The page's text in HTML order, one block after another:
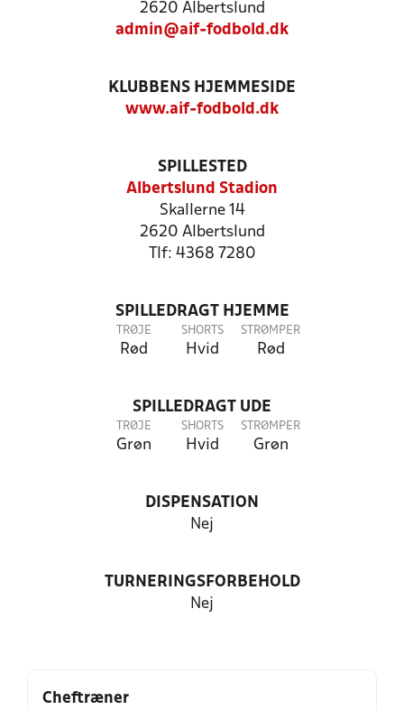
2620 Albertslund
admin@aif-fodbold.dk
KLUBBENS HJEMMESIDE
www.aif-fodbold.dk
SPILLESTED
Albertslund Stadion
Skallerne 14
2620 Albertslund
Tlf: 4368 7280
SPILLEDRAGT HJEMME
TRØJE
Rød
SHORTS
Hvid
STRØMPER
Rød
SPILLEDRAGT UDE
TRØJE
Grøn
SHORTS
Hvid
STRØMPER
Grøn
DISPENSATION
Nej
TURNERINGSFORBEHOLD
Nej
Cheftræner